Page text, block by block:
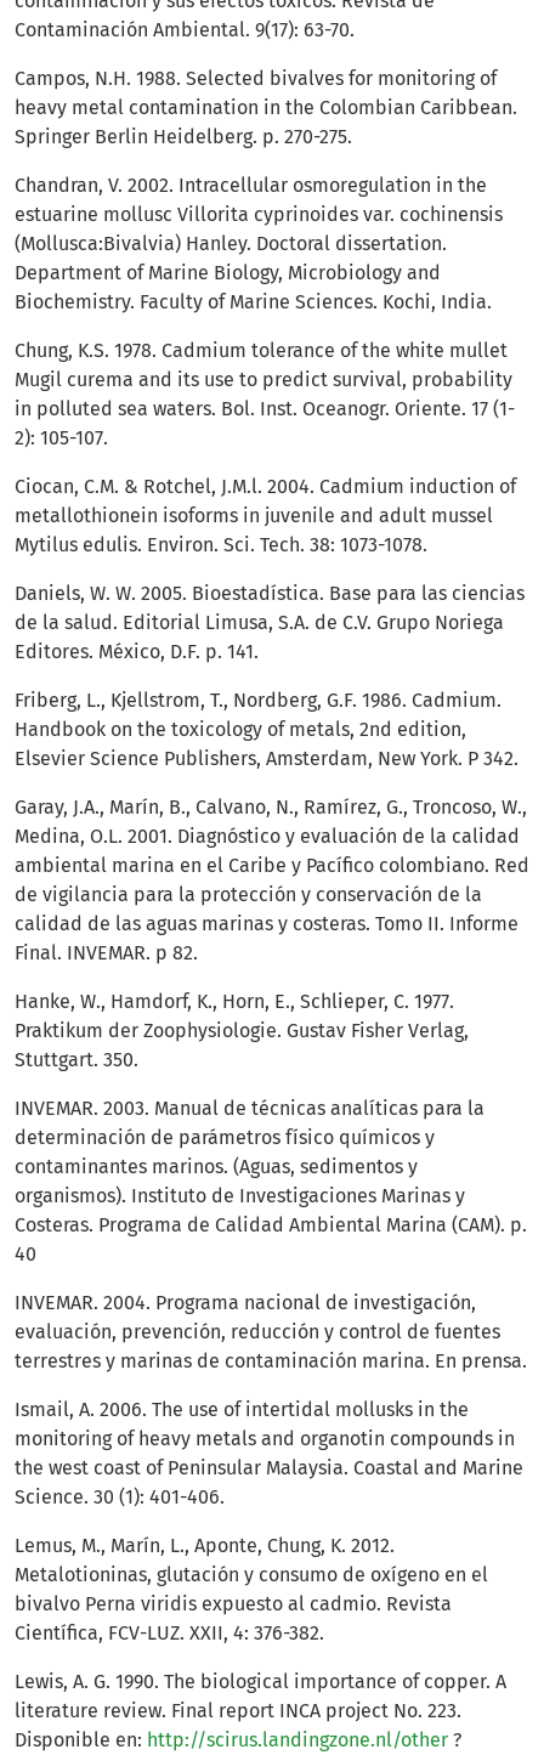
Contaminación Ambiental. 9(17): 63-70.
Campos, N.H. 1988. Selected bivalves for monitoring of
heavy metal contamination in the Colombian Caribbean.
Springer Berlin Heidelberg. p. 270-275.
Chandran, V. 2002. Intracellular osmoregulation in the
estuarine mollusc Villorita cyprinoides var. cochinensis
(Mollusca:Bivalvia) Hanley. Doctoral dissertation.
Department of Marine Biology, Microbiology and
Biochemistry. Faculty of Marine Sciences. Kochi, India.
Chung, K.S. 1978. Cadmium tolerance of the white mullet
Mugil curema and its use to predict survival, probability
in polluted sea waters. Bol. Inst. Oceanogr. Oriente. 17 (1-
2): 105-107.
Ciocan, C.M. & Rotchel, J.M.l. 2004. Cadmium induction of
metallothionein isoforms in juvenile and adult mussel
Mytilus edulis. Environ. Sci. Tech. 38: 1073-1078.
Daniels, W. W. 2005. Bioestadística. Base para las ciencias
de la salud. Editorial Limusa, S.A. de C.V. Grupo Noriega
Editores. México, D.F. p. 141.
Friberg, L., Kjellstrom, T., Nordberg, G.F. 1986. Cadmium.
Handbook on the toxicology of metals, 2nd edition,
Elsevier Science Publishers, Amsterdam, New York. P 342.
Garay, J.A., Marín, B., Calvano, N., Ramírez, G., Troncoso, W.,
Medina, O.L. 2001. Diagnóstico y evaluación de la calidad
ambiental marina en el Caribe y Pacífico colombiano. Red
de vigilancia para la protección y conservación de la
calidad de las aguas marinas y costeras. Tomo II. Informe
Final. INVEMAR. p 82.
Hanke, W., Hamdorf, K., Horn, E., Schlieper, C. 1977.
Praktikum der Zoophysiologie. Gustav Fisher Verlag,
Stuttgart. 350.
INVEMAR. 2003. Manual de técnicas analíticas para la
determinación de parámetros físico químicos y
contaminantes marinos. (Aguas, sedimentos y
organismos). Instituto de Investigaciones Marinas y
Costeras. Programa de Calidad Ambiental Marina (CAM). p.
40
INVEMAR. 2004. Programa nacional de investigación,
evaluación, prevención, reducción y control de fuentes
terrestres y marinas de contaminación marina. En prensa.
Ismail, A. 2006. The use of intertidal mollusks in the
monitoring of heavy metals and organotin compounds in
the west coast of Peninsular Malaysia. Coastal and Marine
Science. 30 (1): 401-406.
Lemus, M., Marín, L., Aponte, Chung, K. 2012.
Metalotioninas, glutación y consumo de oxígeno en el
bivalvo Perna viridis expuesto al cadmio. Revista
Científica, FCV-LUZ. XXII, 4: 376-382.
Lewis, A. G. 1990. The biological importance of copper. A
literature review. Final report INCA project No. 223.
Disponible en: http://scirus.landingzone.nl/other ?